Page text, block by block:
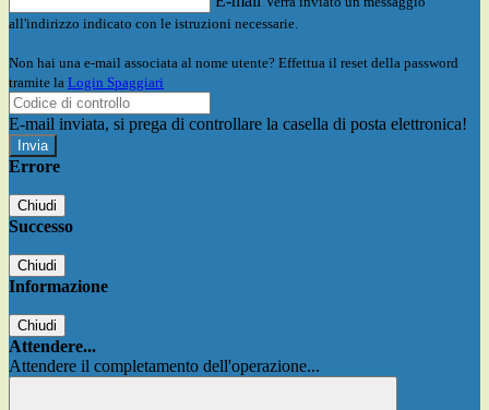
all'indirizzo indicato con le istruzioni necessarie.
Non hai una e-mail associata al nome utente? Effettua il reset della password
tramite la Login Spaggiari
E-mail inviata, si prega di controllare la casella di posta elettronica!
Errore
Chiudi
Successo
Chiudi
Informazione
Chiudi
Attendere...
Attendere il completamento dell'operazione...